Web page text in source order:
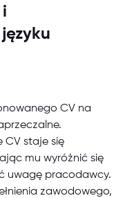
CV na
CV staje się
mu wyróżnić się
uwagę pracodawcy.
zawodowego,